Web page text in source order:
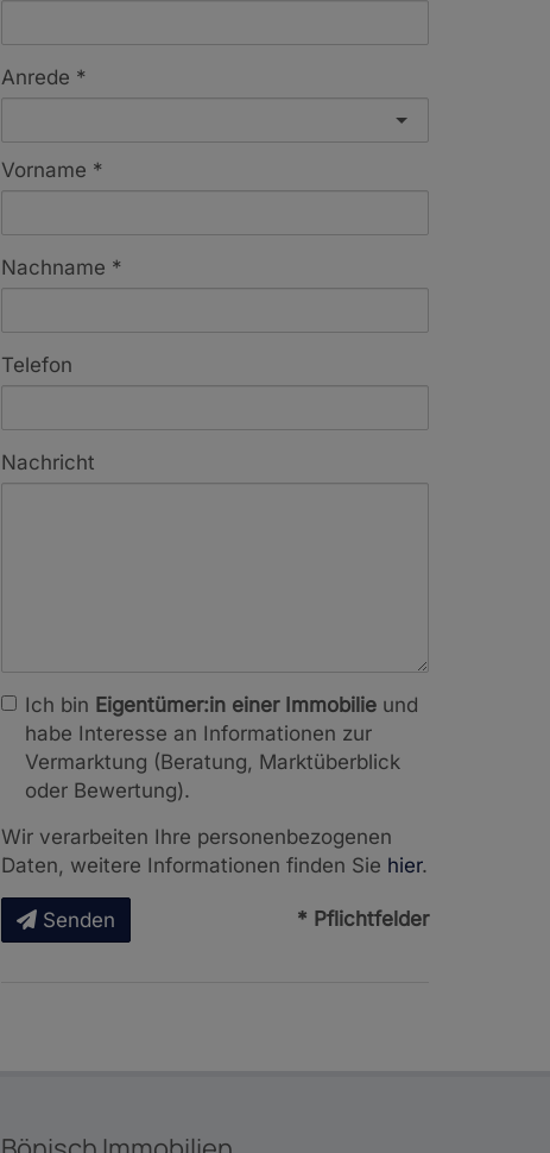
Anrede
Vorname
Nachname
Telefon
Nachricht
Ich bin Eigentümer:in einer Immobilie und
habe Interesse an Informationen zur
Vermarktung (Beratung, Marktüberblick
oder Bewertung).
Wir verarbeiten Ihre personenbezogenen
Daten, weitere Informationen finden Sie hier.
Senden * Pflichtfelder